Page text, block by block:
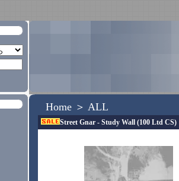
Home ＞ ALL
Street Gnar - Study Wall (100 Ltd CS)